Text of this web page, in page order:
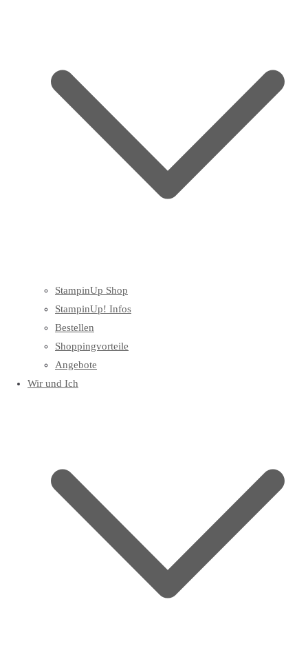
StampinUp Shop
StampinUp! Infos
Bestellen
Shoppingvorteile
Angebote
Wir und Ich